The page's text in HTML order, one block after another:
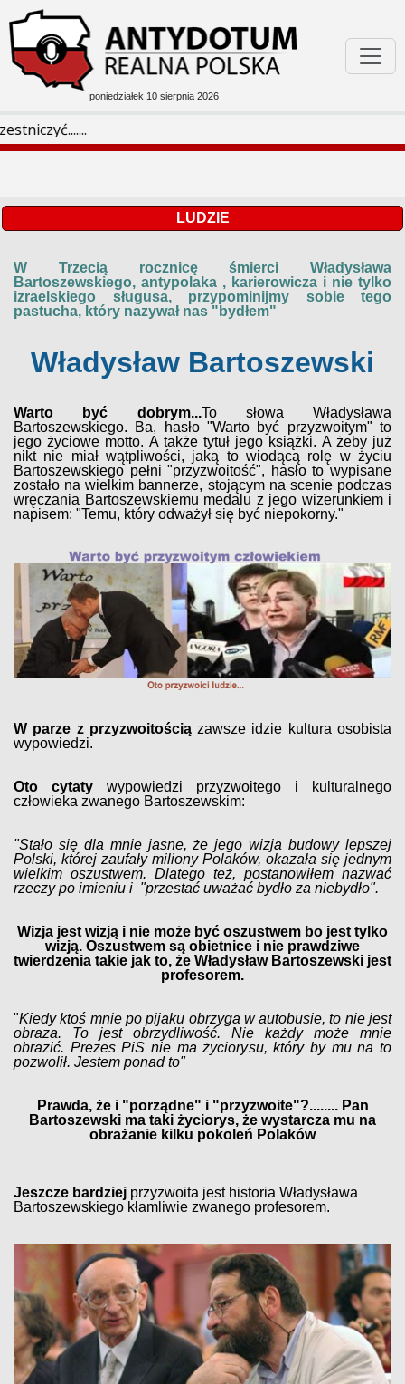
poniedziałek 10 sierpnia 2026
Rozmaitości
LUDZIE
W Trzecią rocznicę śmierci Władysława
Bartoszewskiego, antypolaka , karierowicza i nie tylko
izraelskiego sługusa, przypominijmy sobie tego
pastucha, który nazywał nas "bydłem"
Władysław Bartoszewski
Warto być dobrym...To słowa Władysława
Bartoszewskiego. Ba, hasło "Warto być przyzwoitym" to
jego życiowe motto. A także tytuł jego książki. A żeby już
nikt nie miał wątpliwości, jaką to wiodącą rolę w życiu
Bartoszewskiego pełni "przyzwoitość", hasło to wypisane
zostało na wielkim bannerze, stojącym na scenie podczas
wręczania Bartoszewskiemu medalu z jego wizerunkiem i
napisem: "Temu, który odważył się być niepokorny."
W parze z przyzwoitościązawsze idzie kultura osobista
wypowiedzi.
Oto cytaty wypowiedzi przyzwoitego i kulturalnego
człowieka zwanego Bartoszewskim:
"Stało się dla mnie jasne, że jego wizja budowy lepszej
Polski, której zaufały miliony Polaków, okazała się jednym
wielkim oszustwem. Dlatego też, postanowiłem nazwać
rzeczy po imieniu i "przestać uważać bydło za niebydło".
Wizja jest wizją i nie może być oszustwem bo jest tylko
wizją. Oszustwem są obietnice i nie prawdziwe
twierdzenia takie jak to, że Władysław Bartoszewski jest
profesorem.
"Kiedy ktoś mnie po pijaku obrzyga w autobusie, to nie jest
obraza. To jest obrzydliwość. Nie każdy może mnie
obrazić. Prezes PiS nie ma życiorysu, który by mu na to
pozwolił. Jestem ponad to"
Prawda, że i "porządne" i "przyzwoite"?........ Pan
Bartoszewski ma taki życiorys, że wystarcza mu na
obrażanie kilku pokoleń Polaków
Jeszcze bardziej przyzwoita jest historia Władysława
Bartoszewskiego kłamliwie zwanego profesorem.